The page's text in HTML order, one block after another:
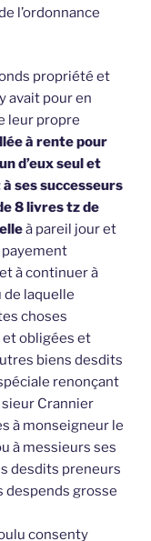
l’ordonnance
propriété et
avait pour en
leur propre
à rente pour
d’eux seul et
ses successeurs
8 livres tz de
à pareil jour et
à continuer à
laquelle
choses
obligées et
biens desdits
renonçant
Crannier
à monseigneur le
à messieurs ses
desdits preneurs
despends grosse
consenty